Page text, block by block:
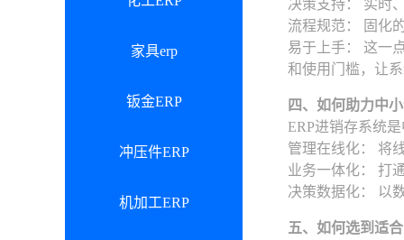
家具erp
钣金ERP
冲压件ERP
机加工ERP
决策支持： 实时
流程规范： 固化
易于上手： 这一
和使用门槛，让
四、如何助力中
ERP进销存系统
管理在线化： 将
业务一体化： 打
决策数据化： 以
五、如何选到适